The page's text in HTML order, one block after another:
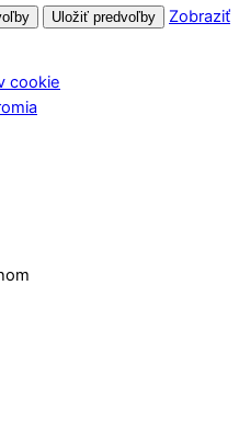
Uložiť predvoľby
Zobraziť
cookie